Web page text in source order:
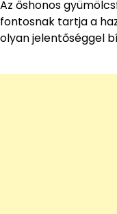
Az őshonos
fontosnak tartja a
olyan jelentőséggel